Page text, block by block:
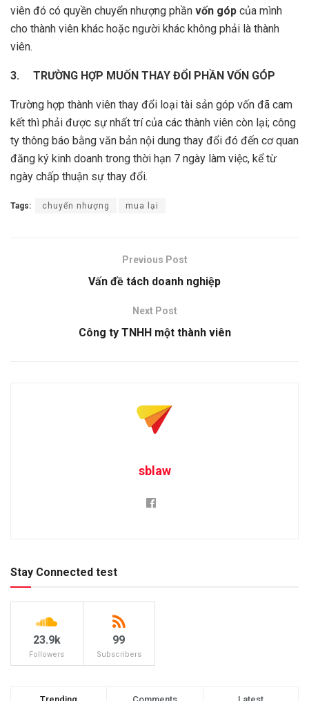
viên đó có quyền chuyển nhượng phần vốn góp của mình
cho thành viên khác hoặc người khác không phải là thành
viên.
3. TRƯỜNG HỢP MUỐN THAY ĐỔI PHẦN VỐN GÓP
Trường hợp thành viên thay đổi loại tài sản góp vốn đã cam
kết thì phải được sự nhất trí của các thành viên còn lại; công
ty thông báo bằng văn bản nội dung thay đổi đó đến cơ quan
đăng ký kinh doanh trong thời hạn 7 ngày làm việc, kể từ
ngày chấp thuận sự thay đổi.
Tags: chuyển nhượng mua lại
Previous Post
Vấn đề tách doanh nghiệp
Next Post
Công ty TNHH một thành viên
sblaw
Stay Connected test
23.9k
Followers
99
Subscribers